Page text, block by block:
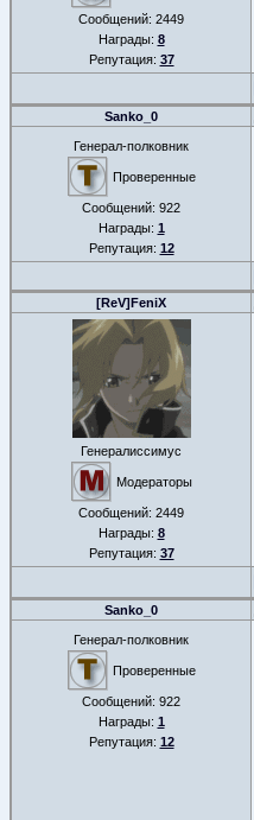
Сообщений: 2449
Награды: 8
Репутация: 37
Sanko_0
Генерал-полковник
Проверенные
Сообщений: 922
Награды: 1
Репутация: 12
[ReV]FeniX
Генералиссимус
Модераторы
Сообщений: 2449
Награды: 8
Репутация: 37
Sanko_0
Генерал-полковник
Проверенные
Сообщений: 922
Награды: 1
Репутация: 12